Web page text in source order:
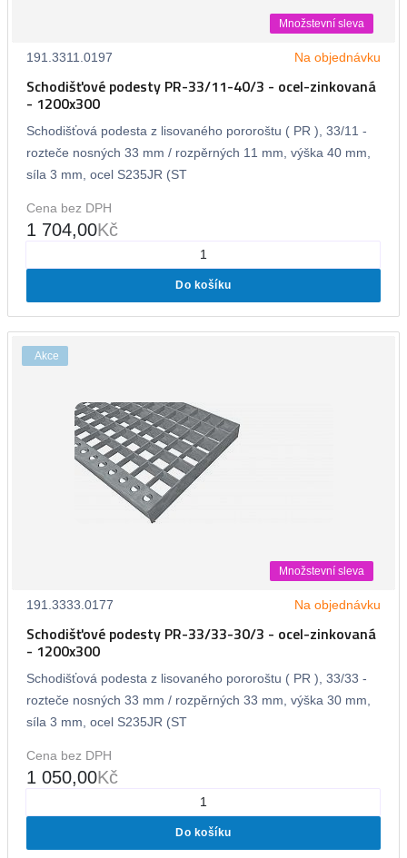
Množstevní sleva
191.3311.0197 Na objednávku
Schodišťové podesty PR-33/11-40/3 - ocel-zinkovaná
- 1200x300
Schodišťová podesta z lisovaného pororoštu ( PR ), 33/11 -
rozteče nosných 33 mm / rozpěrných 11 mm, výška 40 mm,
síla 3 mm, ocel S235JR (ST
Cena bez DPH
1 704,00Kč
Do košíku
Akce
Množstevní sleva
191.3333.0177 Na objednávku
Schodišťové podesty PR-33/33-30/3 - ocel-zinkovaná
- 1200x300
Schodišťová podesta z lisovaného pororoštu ( PR ), 33/33 -
rozteče nosných 33 mm / rozpěrných 33 mm, výška 30 mm,
síla 3 mm, ocel S235JR (ST
Cena bez DPH
1 050,00Kč
Do košíku